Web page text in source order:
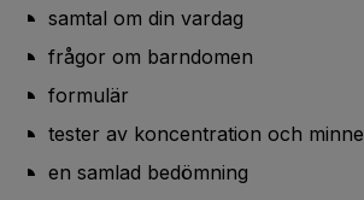
samtal om din vardag
frågor om barndomen
formulär
tester av koncentration och minne
en samlad bedömning